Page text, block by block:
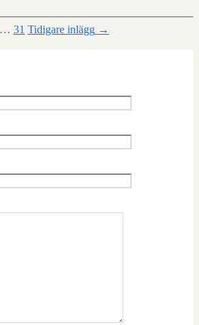
… 31 Tidigare inlägg →